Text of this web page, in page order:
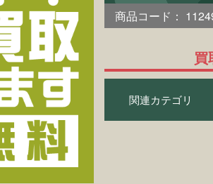
商品コード：
買
関連カテゴリ